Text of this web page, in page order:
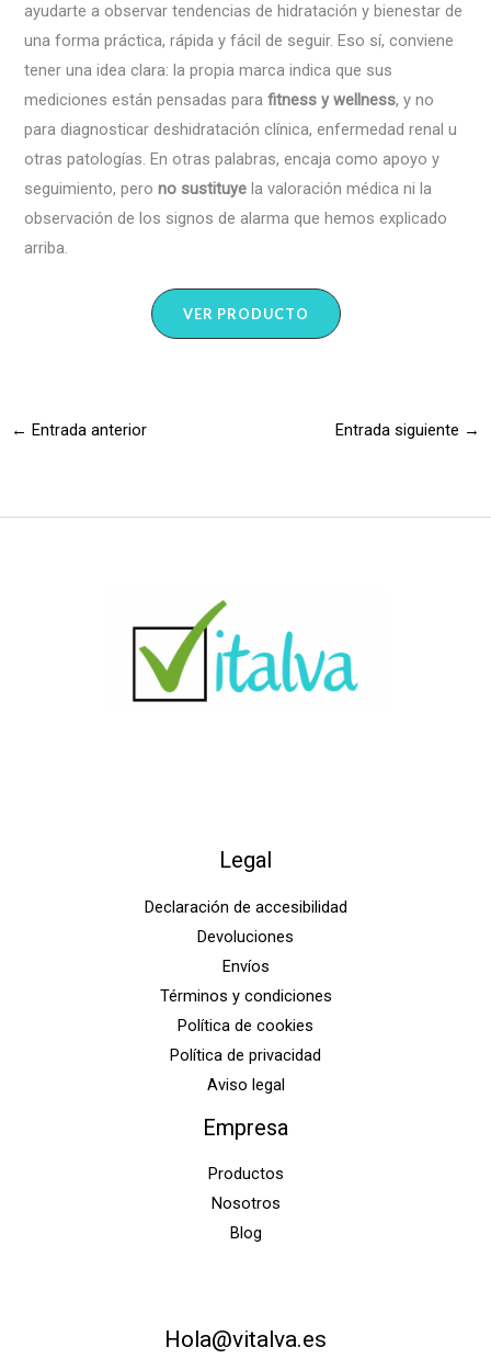
ayudarte a observar tendencias de hidratación y bienestar de
una forma práctica, rápida y fácil de seguir. Eso sí, conviene
tener una idea clara: la propia marca indica que sus
mediciones están pensadas parafitness y wellness, y no
para diagnosticar deshidratación clínica, enfermedad renal u
otras patologías. En otras palabras, encaja como apoyo y
seguimiento, perono sustituye la valoración médica ni la
observación de los signos de alarma que hemos explicado
arriba.
VER PRODUCTO
← Entrada anterior Entrada siguiente →
Legal
Declaración de accesibilidad
Devoluciones
Envíos
Términos y condiciones
Política de cookies
Política de privacidad
Aviso legal
Empresa
Productos
Nosotros
Blog
Hola@vitalva.es